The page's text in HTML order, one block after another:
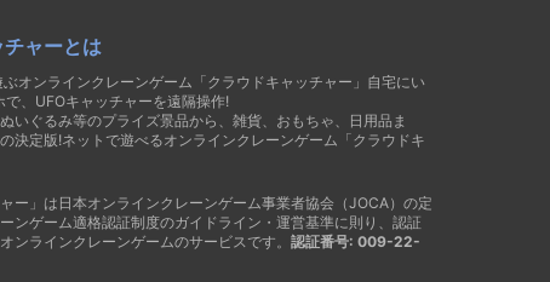
ャーとは
オンラインクレーンゲーム「クラウドキャッチャー」自宅にい
で、UFOキャッチャーを遠隔操作!
いぐるみ等のプライズ景品から、雑貨、おもちゃ、日用品ま
決定版!ネットで遊べるオンラインクレーンゲーム「クラウドキ
ャー」は日本オンラインクレーンゲーム事業者協会（JOCA）の定
ンゲーム適格認証制度のガイドライン・運営基準に則り、認証
ンラインクレーンゲームのサービスです。 認証番号: 009-22-